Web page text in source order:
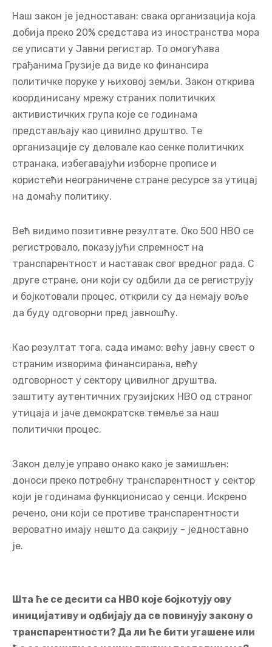
Наш закон је једноставан: свака организација која
добија преко 20% средстава из иностранства мора
се уписати у Јавни регистар. То омогућава
грађанима Грузије да виде ко финансира
политичке поруке у њиховој земљи. Закон открива
координисану мрежу страних политичких
активистичких група које се годинама
представљају као цивилно друштво. Те
организације су деловале као сенке политичких
странака, избегавајући изборне прописе и
користећи неограничене стране ресурсе за утицај
на домаћу политику.
Већ видимо позитивне резултате. Око 500 НВО се
регистровало, показујући спремност на
транспарентност и наставак свог вредног рада. С
друге стране, они који су одбили да се региструју
и бојкотовали процес, открили су да немају воље
да буду одговорни пред јавношћу.
Као резултат тога, сада имамо: већу јавну свест о
страним изворима финансирања, већу
одговорност у сектору цивилног друштва,
заштиту аутентичних грузијских НВО од страног
утицаја и јаче демократске темеље за наш
политички процес.
Закон делује управо онако како је замишљен:
доноси преко потребну транспарентност у сектор
који је годинама функционисао у сенци. Искрено
речено, они који се противе транспарентности
вероватно имају нешто да сакрију - једноставно
је.